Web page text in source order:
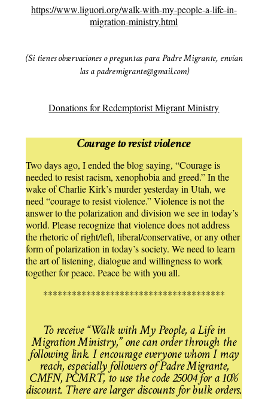
https://www.liguori.org/walk-with-my-people-a-life-in-
migration-ministry.html
(Si tienes observaciones o preguntas para Padre Migrante, envían
las a padremigrante@gmail.com)
Donations for Redemptorist Migrant Ministry
Courage to resist violence
Two days ago, I ended the blog saying, “Courage is
needed to resist racism, xenophobia and greed.” In the
wake of Charlie Kirk’s murder yesterday in Utah, we
need “courage to resist violence.” Violence is not the
answer to the polarization and division we see in today’s
world. Please recognize that violence does not address
the rhetoric of right/left, liberal/conservative, or any other
form of polarization in today’s society. We need to learn
the art of listening, dialogue and willingness to work
together for peace. Peace be with you all.
**************************************
To receive “Walk with My People, a Life in
Migration Ministry,” one can order through the
following link. I encourage everyone whom I may
reach, especially followers of Padre Migrante,
CMFN, PCMRT, to use the code 25004 for a 10%
discount. There are larger discounts for bulk orders.